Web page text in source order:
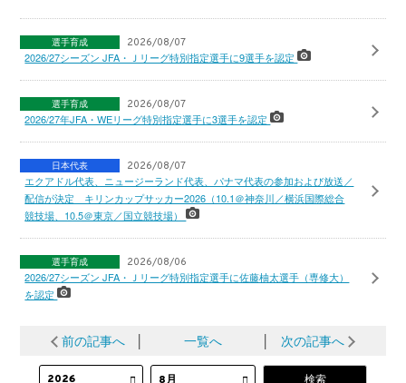
選手育成 2026/08/07
2026/27シーズン JFA・Ｊリーグ特別指定選手に9選手を認定
選手育成 2026/08/07
2026/27年JFA・WEリーグ特別指定選手に3選手を認定
日本代表 2026/08/07
エクアドル代表、ニュージーランド代表、パナマ代表の参加および放送／
配信が決定 キリンカップサッカー2026（10.1＠神奈川／横浜国際総合
競技場、10.5＠東京／国立競技場）
選手育成 2026/08/06
2026/27シーズン JFA・Ｊリーグ特別指定選手に佐藤柚太選手（専修大）
を認定
前の記事へ 一覧へ 次の記事へ